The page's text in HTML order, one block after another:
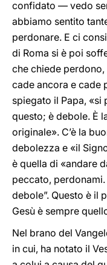
confidato — vedo
abbiamo sentito
perdonare. E ci
di Roma si è poi
che chiede
cade ancora e cade
spiegato il Papa, «si
questo; è debole. È
originale». C’è la
debolezza e «il
è quella di «andare
peccato,
debole”. Questo è il
Gesù è sempre
Nel brano del
in cui, ha notato il